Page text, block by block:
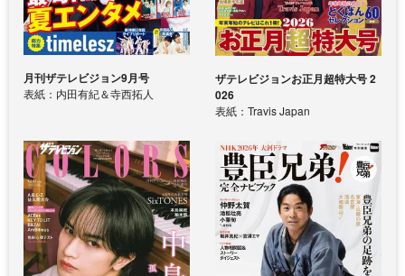
月刊ザテレビジョン9月号
表紙：内田有紀＆寺西拓人
ザテレビジョンお正月超特大号 2
026
表紙：Travis Japan